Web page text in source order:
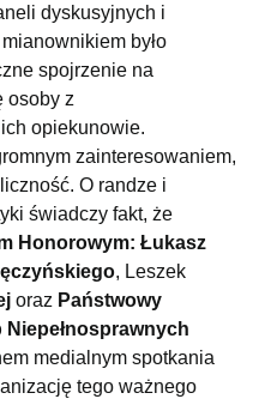
dyskusyjnych i
było
spojrzenie na
osoby z
opiekunowie.
zainteresowaniem,
O randze i
świadczy fakt, że
Honorowym: Łukasz
, Leszek
oraz Państwowy
medialnym spotkania
tego ważnego